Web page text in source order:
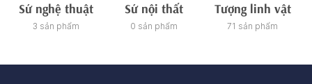
Sứ nghệ thuật
3 sản phẩm
Sứ nội thất
0 sản phẩm
Tượng linh vật
71 sản phẩm